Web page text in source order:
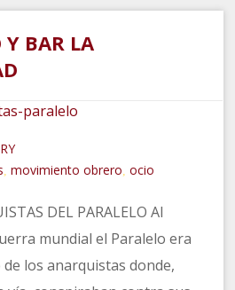
Y BAR LA
,movimiento obrero ,ocio
DEL PARALELO Al
mundial el Paralelo era
los anarquistas donde,